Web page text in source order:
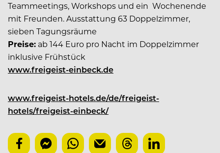
Teammeetings, Workshops und ein Wochenende
mit Freunden. Ausstattung 63 Doppelzimmer,
sieben Tagungsräume
Preise: ab 144 Euro pro Nacht im Doppelzimmer
inklusive Frühstück
www.freigeist-einbeck.de
www.freigeist-hotels.de/de/freigeist-
hotels/freigeist-einbeck/